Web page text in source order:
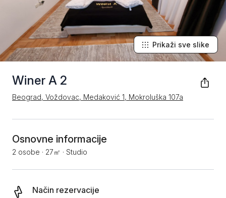
Winer A 2
Beograd, Voždovac, Medaković 1, Mokroluška 107a
Prikaži sve slike
Osnovne informacije
2 osobe · 27㎡ · Studio
Način rezervacije